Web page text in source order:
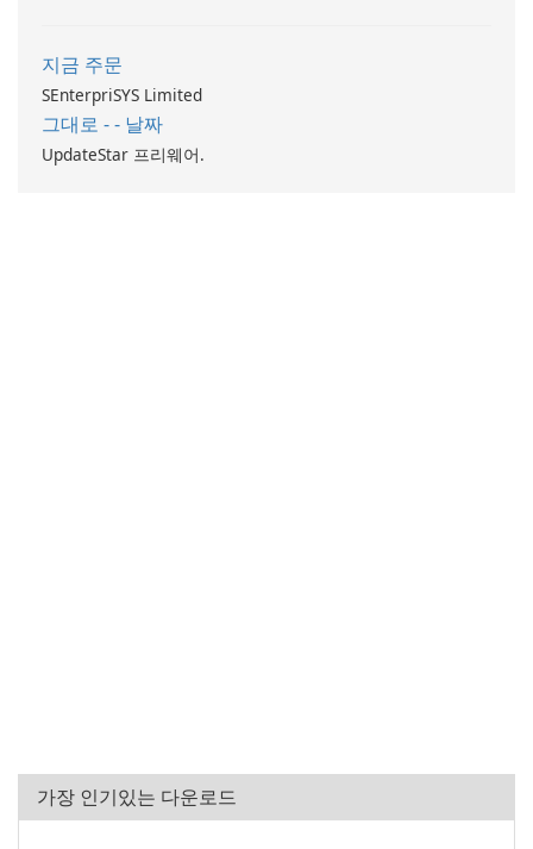
지금 주문
SEnterpriSYS Limited
그대로 - - 날짜
UpdateStar 프리웨어.
가장 인기있는 다운로드